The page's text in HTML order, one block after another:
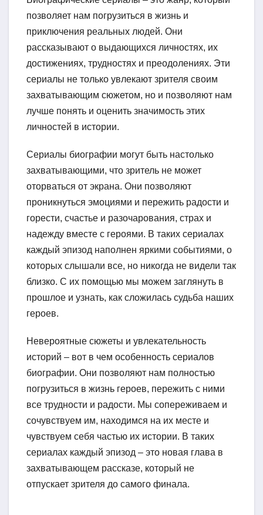
позволяет нам погрузиться в жизнь и
приключения реальных людей. Они
рассказывают о выдающихся личностях, их
достижениях, трудностях и преодолениях. Эти
сериалы не только увлекают зрителя своим
захватывающим сюжетом, но и позволяют нам
лучше понять и оценить значимость этих
личностей в истории.
Сериалы биографии могут быть настолько
захватывающими, что зритель не может
оторваться от экрана. Они позволяют
проникнуться эмоциями и пережить радости и
горести, счастье и разочарования, страх и
надежду вместе с героями. В таких сериалах
каждый эпизод наполнен яркими событиями, о
которых слышали все, но никогда не видели так
близко. С их помощью мы можем заглянуть в
прошлое и узнать, как сложилась судьба наших
героев.
Невероятные сюжеты и увлекательность
историй – вот в чем особенность сериалов
биографии. Они позволяют нам полностью
погрузиться в жизнь героев, пережить с ними
все трудности и радости. Мы сопереживаем и
сочувствуем им, находимся на их месте и
чувствуем себя частью их истории. В таких
сериалах каждый эпизод – это новая глава в
захватывающем рассказе, который не
отпускает зрителя до самого финала.